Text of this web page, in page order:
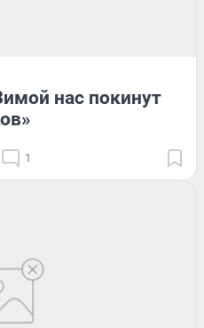
нас покинут
1